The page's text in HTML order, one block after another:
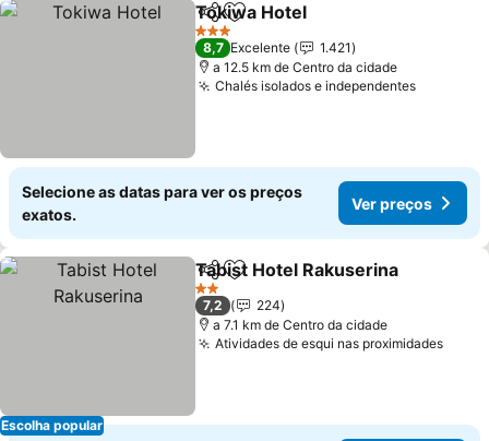
PartilharAdicionar aos favoritos
Tokiwa Hotel
3 Estrelas
8,7 Excelente
1.421
a 12.5 km de Centro da cidade
Chalés isolados e independentesVer
Selecione as datas para ver os preços
exatos.
Ver preços
Escolha popular
PartilharAdicionar aos favoritos
Tabist Hotel Rakuserina
2 Estrelas
7,2
224
a 7.1 km de Centro da cidade
Atividades de esqui nas proximidadesVer